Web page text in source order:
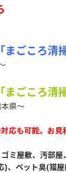
ごころ清
ごころ清
県～
応も可能。お見
ミ屋敷、汚部屋
)、ペット臭(猫